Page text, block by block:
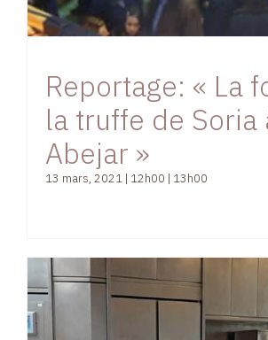
Reportage: « La
la truffe de Soria
Abejar »
13 mars, 2021 | 12h00 | 13h00